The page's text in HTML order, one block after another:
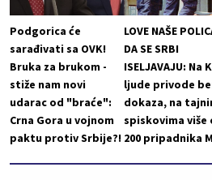
Podgorica će
sarađivati sa OVK!
Bruka za brukom -
stiže nam novi
udarac od "braće":
Crna Gora u vojnom
paktu protiv Srbije?!
LOVE NAŠE
DA SE SRBI
ISELJAVAJU: Na
ljude privode
dokaza, na
spiskovima više
200 pripadnika